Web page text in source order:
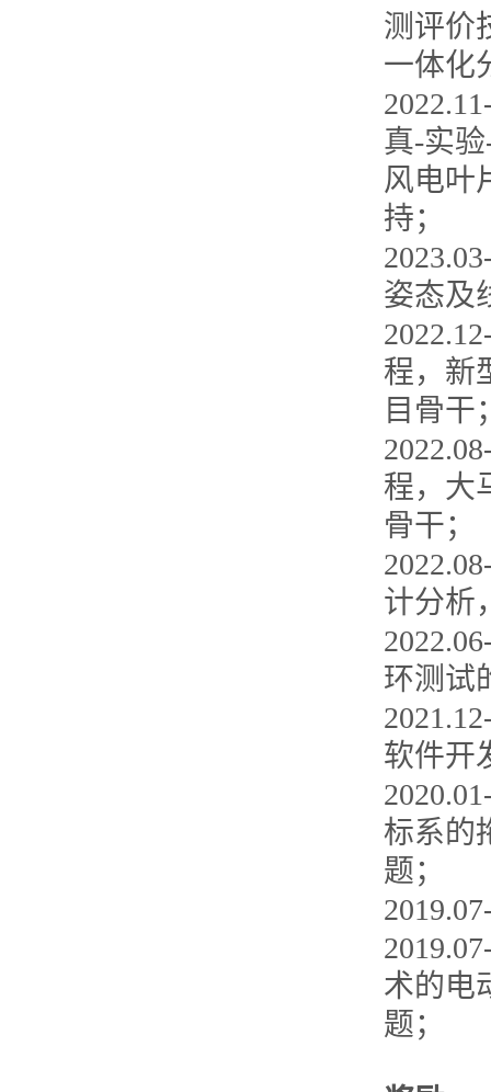
测评价
一体化
真-实
风电叶
持；
姿态及
程，新
目骨干
程，大
骨干；
计分析
环测试
软件开
标系的
题；
术的电
题；